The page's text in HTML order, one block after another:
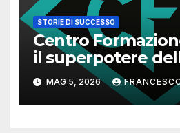
STORIE DI SUCCESSO
Centro
il superpotere
MAG 5, 2026